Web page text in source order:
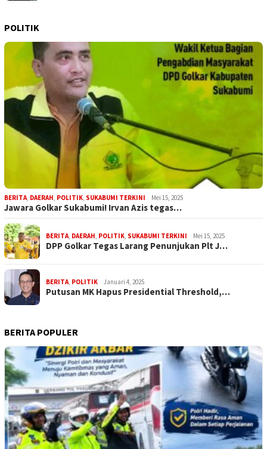
POLITIK
BERITA, DAERAH, POLITIK, SUKABUMI TERKINI Mei 15, 2025
Jawara Golkar Sukabumi! Irvan Azis tegas…
BERITA, DAERAH, POLITIK, SUKABUMI TERKINI Mei 15, 2025
DPP Golkar Tegas Larang Penunjukan Plt J…
BERITA, POLITIK Januari 4, 2025
Putusan MK Hapus Presidential Threshold,…
BERITA POPULER